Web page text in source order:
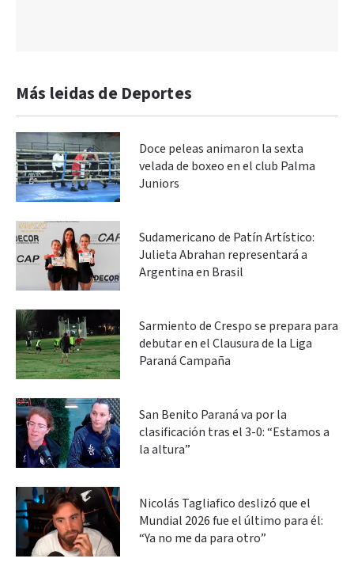
Más leidas de Deportes
Doce peleas animaron la sexta
velada de boxeo en el club Palma
Juniors
Sudamericano de Patín Artístico:
Julieta Abrahan representará a
Argentina en Brasil
Sarmiento de Crespo se prepara para
debutar en el Clausura de la Liga
Paraná Campaña
San Benito Paraná va por la
clasificación tras el 3-0: “Estamos a
la altura”
Nicolás Tagliafico deslizó que el
Mundial 2026 fue el último para él:
“Ya no me da para otro”